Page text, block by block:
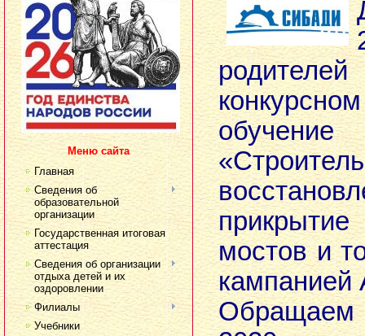
Меню сайта
Главная
Сведения об
образовательной
организации
Государственная итоговая
аттестация
Сведения об организации
отдыха детей и их
оздоровлении
Филиалы
Учебники
мостов и
кампанией
Обращаем